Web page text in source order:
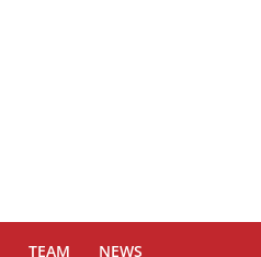
TEAM NEWS